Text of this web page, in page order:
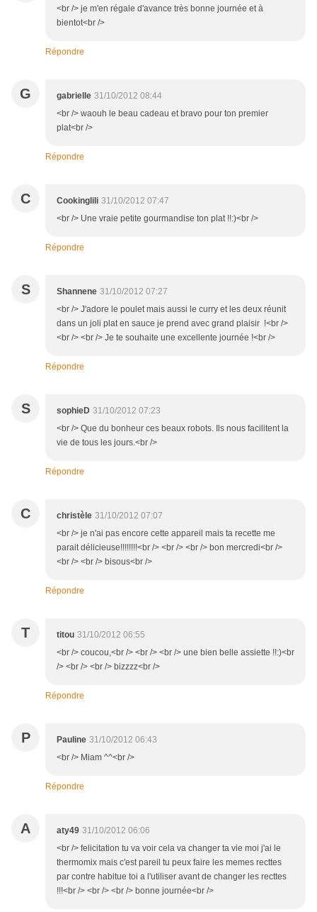
<br /> je m'en régale d'avance très bonne journée et à
bientot<br />
Répondre
G gabrielle 31/10/2012 08:44
<br /> waouh le beau cadeau et bravo pour ton premier
plat<br />
Répondre
C Cookinglili 31/10/2012 07:47
<br /> Une vraie petite gourmandise ton plat !!:)<br />
Répondre
S Shannene 31/10/2012 07:27
<br /> J'adore le poulet mais aussi le curry et les deux réunit
dans un joli plat en sauce je prend avec grand plaisir !<br />
<br /> <br /> Je te souhaite une excellente journée !<br />
Répondre
S sophieD 31/10/2012 07:23
<br /> Que du bonheur ces beaux robots. Ils nous facilitent la
vie de tous les jours.<br />
Répondre
C christèle 31/10/2012 07:07
<br /> je n'ai pas encore cette appareil mais ta recette me
parait délicieuse!!!!!!!!<br /> <br /> <br /> bon mercredi<br />
<br /> <br /> bisous<br />
Répondre
T titou 31/10/2012 06:55
<br /> coucou,<br /> <br /> <br /> une bien belle assiette !!:)<br
/> <br /> <br /> bizzzz<br />
Répondre
P Pauline 31/10/2012 06:43
<br /> Miam ^^<br />
Répondre
A aty49 31/10/2012 06:06
<br /> felicitation tu va voir cela va changer ta vie moi j'ai le
thermomix mais c'est pareil tu peux faire les memes recttes
par contre habitue toi a l'utiliser avant de changer les recttes
!!!<br /> <br /> <br /> bonne journée<br />